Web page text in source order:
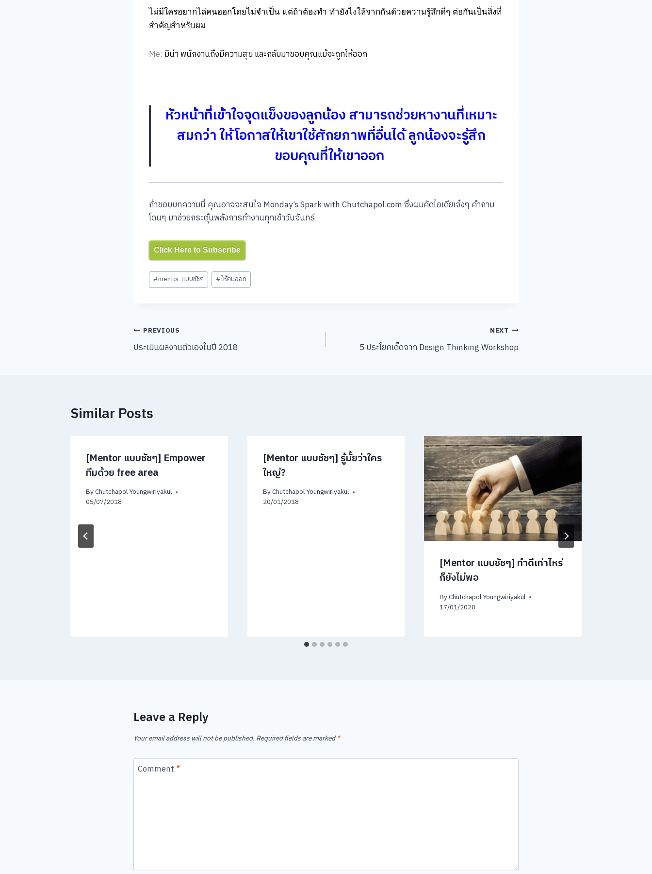
ไม่มีใครอยากไล่คนออกโดยไม่จำเป็น แต่ถ้าต้องทำ ทำยังไงให้จากกันด้วยความรู้สึกดีๆ ต่อกันเป็นสิ่งที่
สำคัญสำหรับผม
Me: มิน่า พนักงานถึงมีความสุข และกลับมาขอบคุณแม้จะถูกให้ออก
หัวหน้าที่เข้าใจจุดแข็งของลูกน้อง สามารถช่วยหางานที่เหมาะ
สมกว่า ให้โอกาสให้เขาใช้ศักยภาพที่อื่นได้ ลูกน้องจะรู้สึก
ขอบคุณที่ให้เขาออก
ถ้าชอบบทความนี้ คุณอาจจะสนใจ Monday’s Spark with Chutchapol.com ซึ่งผมคัดไอเดียเจ๋งๆ คำถาม
โดนๆ มาช่วยกระตุ้นพลังการทำงานทุกเช้าวันจันทร์
Click Here to Subscribe
Post
Tags:
#mentor แบบชัชๆ #ให้คนออก
Post
navigation
PREVIOUS
ประเมินผลงานตัวเองในปี 2018
NEXT
5 ประโยคเด็ดจาก Design Thinking Workshop
Similar Posts
[Mentor แบบชัชๆ] Empower
ทีมด้วย free area
ByChutchapol Youngwiriyakul
05/07/2018
[Mentor แบบชัชๆ] รู้มั้ยว่าใคร
ใหญ่?
ByChutchapol Youngwiriyakul
20/01/2018
[Mentor แบบชัชๆ] ทำดีเท่าไหร่
ก็ยังไม่พอ
ByChutchapol Youngwiriyakul
17/01/2020
Leave a Reply
Your email address will not be published. Required fields are marked*
Comment *